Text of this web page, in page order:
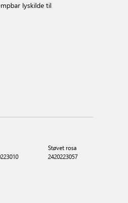
lyskilde til
Støvet rosa
2420223057